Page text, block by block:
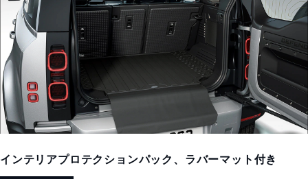
インテリアプロテクションパック、ラバーマット付き